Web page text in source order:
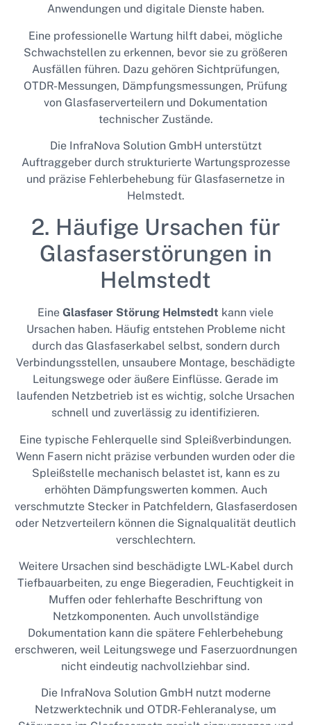
Anwendungen und digitale Dienste haben.
Eine professionelle Wartung hilft dabei, mögliche
Schwachstellen zu erkennen, bevor sie zu größeren
Ausfällen führen. Dazu gehören Sichtprüfungen,
OTDR-Messungen, Dämpfungsmessungen, Prüfung
von Glasfaserverteilern und Dokumentation
technischer Zustände.
Die InfraNova Solution GmbH unterstützt
Auftraggeber durch strukturierte Wartungsprozesse
und präzise Fehlerbehebung für Glasfasernetze in
Helmstedt.
2. Häufige Ursachen für
Glasfaserstörungen in
Helmstedt
Eine Glasfaser Störung Helmstedt kann viele
Ursachen haben. Häufig entstehen Probleme nicht
durch das Glasfaserkabel selbst, sondern durch
Verbindungsstellen, unsaubere Montage, beschädigte
Leitungswege oder äußere Einflüsse. Gerade im
laufenden Netzbetrieb ist es wichtig, solche Ursachen
schnell und zuverlässig zu identifizieren.
Eine typische Fehlerquelle sind Spleißverbindungen.
Wenn Fasern nicht präzise verbunden wurden oder die
Spleißstelle mechanisch belastet ist, kann es zu
erhöhten Dämpfungswerten kommen. Auch
verschmutzte Stecker in Patchfeldern, Glasfaserdosen
oder Netzverteilern können die Signalqualität deutlich
verschlechtern.
Weitere Ursachen sind beschädigte LWL-Kabel durch
Tiefbauarbeiten, zu enge Biegeradien, Feuchtigkeit in
Muffen oder fehlerhafte Beschriftung von
Netzkomponenten. Auch unvollständige
Dokumentation kann die spätere Fehlerbehebung
erschweren, weil Leitungswege und Faserzuordnungen
nicht eindeutig nachvollziehbar sind.
Die InfraNova Solution GmbH nutzt moderne
Netzwerktechnik und OTDR-Fehleranalyse, um